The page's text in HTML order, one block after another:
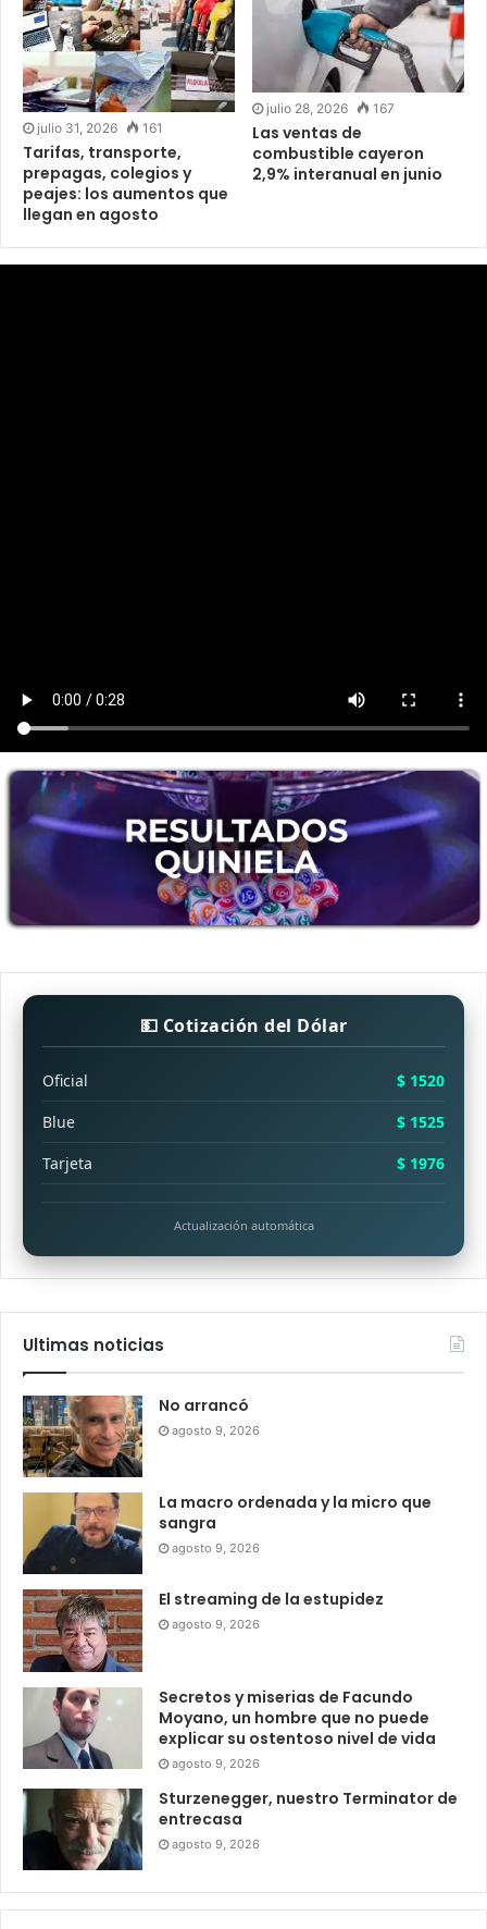
julio 31, 2026 161
Tarifas, transporte,
prepagas, colegios y
peajes: los aumentos que
llegan en agosto
julio 28, 2026 167
Las ventas de
combustible cayeron
2,9% interanual en junio
💵 Cotización del Dólar
Oficial
$ 1520
Blue
$ 1525
Tarjeta
$ 1976
Actualización automática
Ultimas noticias
No arrancó
agosto 9, 2026
La macro ordenada y la micro que
sangra
agosto 9, 2026
El streaming de la estupidez
agosto 9, 2026
Secretos y miserias de Facundo
Moyano, un hombre que no puede
explicar su ostentoso nivel de vida
agosto 9, 2026
Sturzenegger, nuestro Terminator de
entrecasa
agosto 9, 2026